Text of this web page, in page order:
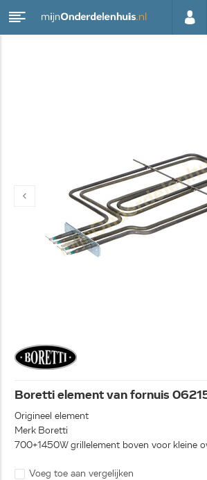
Boretti element van fornuis
Origineel element
Merk Boretti
700+1450W grillelement boven voor kleine
Voeg toe aan vergelijken